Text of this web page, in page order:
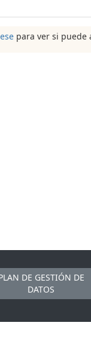
para ver si puede
DE GESTIÓN DE
DATOS